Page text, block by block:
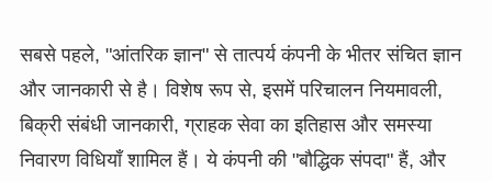
सबसे पहले, "आंतरिक ज्ञान" से तात्पर्य कंपनी के भीतर संचित ज्ञान
और जानकारी से है। विशेष रूप से, इसमें परिचालन नियमावली,
बिक्री संबंधी जानकारी, ग्राहक सेवा का इतिहास और समस्या
निवारण विधियाँ शामिल हैं। ये कंपनी की "बौद्धिक संपदा" हैं, और